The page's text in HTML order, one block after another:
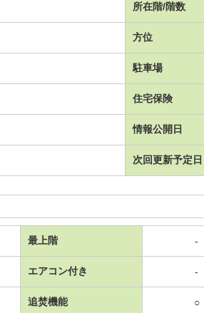
所在階/階数
方位
駐車場
住宅保険
情報公開日
次回更新予定日
最上階 -
エアコン付き -
追焚機能 ○